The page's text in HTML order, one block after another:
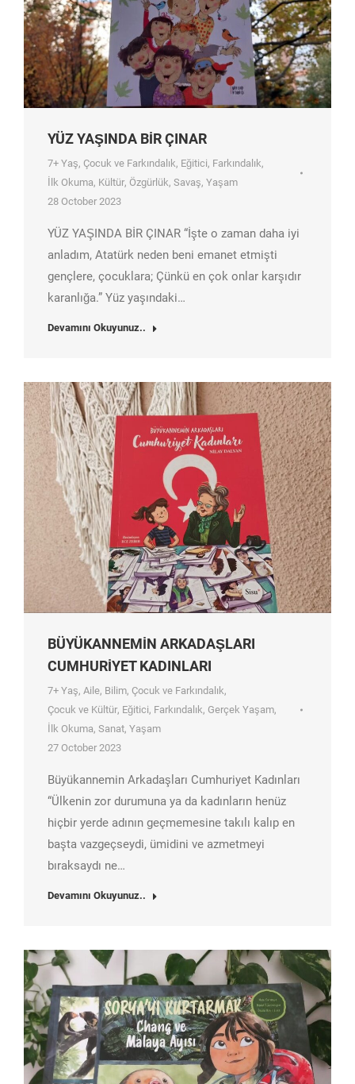
YÜZ YAŞINDA BİR ÇINAR
7+ Yaş, Çocuk ve Farkındalık, Eğitici, Farkındalık,
İlk Okuma, Kültür, Özgürlük, Savaş, Yaşam
28 October 2023
YÜZ YAŞINDA BİR ÇINAR “İşte o zaman daha iyi
anladım, Atatürk neden beni emanet etmişti
gençlere, çocuklara; Çünkü en çok onlar karşıdır
karanlığa.” Yüz yaşındaki…
Devamını Okuyunuz..
BÜYÜKANNEMİN ARKADAŞLARI
CUMHURİYET KADINLARI
7+ Yaş, Aile, Bilim, Çocuk ve Farkındalık,
Çocuk ve Kültür, Eğitici, Farkındalık, Gerçek Yaşam,
İlk Okuma, Sanat, Yaşam
27 October 2023
Büyükannemin Arkadaşları Cumhuriyet Kadınları
“Ülkenin zor durumuna ya da kadınların henüz
hiçbir yerde adının geçmemesine takılı kalıp en
başta vazgeçseydi, ümidini ve azmetmeyi
bıraksaydı ne…
Devamını Okuyunuz..